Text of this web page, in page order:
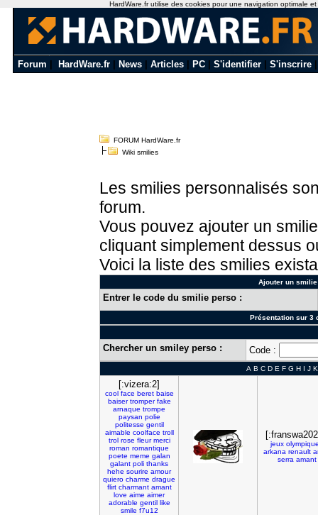
Forum HardWare.fr News Articles PC S'identifier S'inscrire
FORUM HardWare.fr
Wiki smilies
Les smilies personnalisés
forum.
Vous pouvez ajouter un
cliquant simplement dessus
Voici la liste des smilies
Ajouter un
Entrer le code du smilie perso :
Présentation sur 3
Chercher un smiley perso : Code :
A B C D E F G H I J K
[:vizera:2]
cool face beret baise
baiser tromper fake
arnaque trompe
paysan polie
politesse gentil
aimable coolface troll
trol rose fleur merci
roman romantique
poete meme galan
galant poli thanks
hehe sourire amour
quiero charme drague
flirt charmant amant
love aime aimer
adorable gentil like
smile f7u12
jeux
arkana renault
serra amant
HardWare.fr utilise des cookies pour une navigation optimale